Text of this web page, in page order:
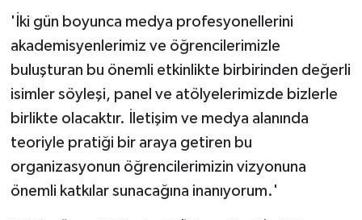
'İki gün boyunca medya profesyonellerini
akademisyenlerimiz ve öğrencilerimizle
buluşturan bu önemli etkinlikte birbirinden değerli
isimler söyleşi, panel ve atölyelerimizde bizlerle
birlikte olacaktır. İletişim ve medya alanında
teoriyle pratiği bir araya getiren bu
organizasyonun öğrencilerimizin vizyonuna
önemli katkılar sunacağına inanıyorum.'